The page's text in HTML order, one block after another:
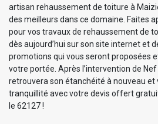
artisan rehaussement de toiture à
des meilleurs dans ce domaine. Faites
pour vos travaux de rehaussement de
dès aujourd’hui sur son site internet et
promotions qui vous seront proposées
votre portée. Après l’intervention de
retrouvera son étanchéité à nouveau et
tranquillité avec votre devis offert
le 62127 !